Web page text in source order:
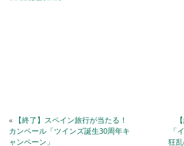
« 【終了】スペイン旅行が当たる！
カンペール「ツインズ誕生30周年キ
ャンペーン」
「
狂